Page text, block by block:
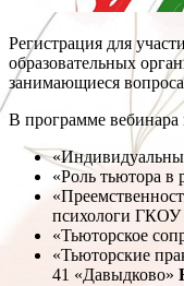
Регистрация для
образовательных
занимающиеся
В программе
«Роль тьютора в
психологи ГКОУ
«Тьюторское
«Тьюторские
41 «Давыдково»